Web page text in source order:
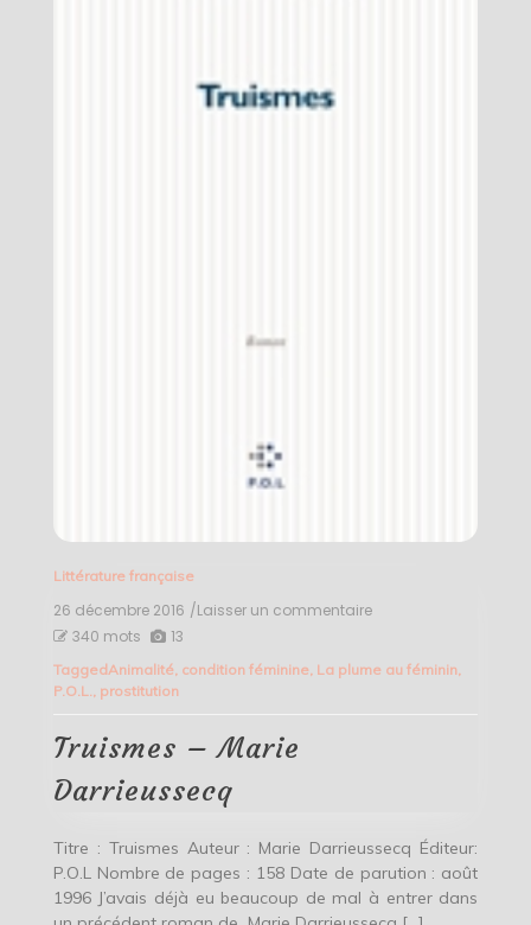
Littérature française
26 décembre 2016 /Laisser un commentaireon
Marie
340 mots 13
TaggedAnimalité condition féminine, La plume au féminin,
P.O.L.
prostitution
Truismes – Marie
Darrieussecq
Titre : Truismes Auteur : Marie Darrieussecq Éditeur:
P.O.L Nombre de pages : 158 Date de parution : août
1996 J’avais déjà eu beaucoup de mal à entrer dans